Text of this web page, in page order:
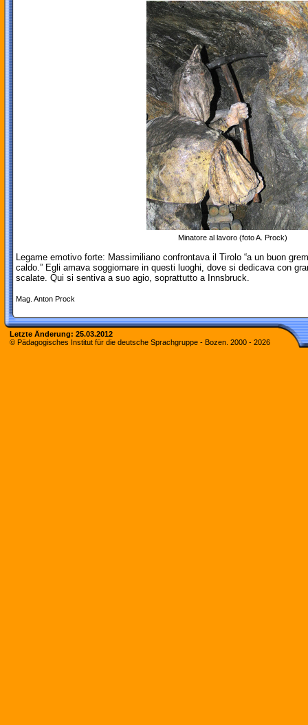
Minatore al lavoro (foto A. Prock)
Legame emotivo forte: Massimiliano confrontava il Tirolo “a un buon
caldo.” Egli amava soggiornare in questi luoghi, dove si dedicava con
scalate. Qui si sentiva a suo agio, soprattutto a Innsbruck.
Mag. Anton Prock
Letzte Änderung: 25.03.2012
© Pädagogisches Institut für die deutsche Sprachgruppe - Bozen. 2000 - 2026